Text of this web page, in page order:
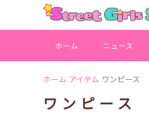
ホーム ニュース
ホーム アイテム ワンピース
ワンピース